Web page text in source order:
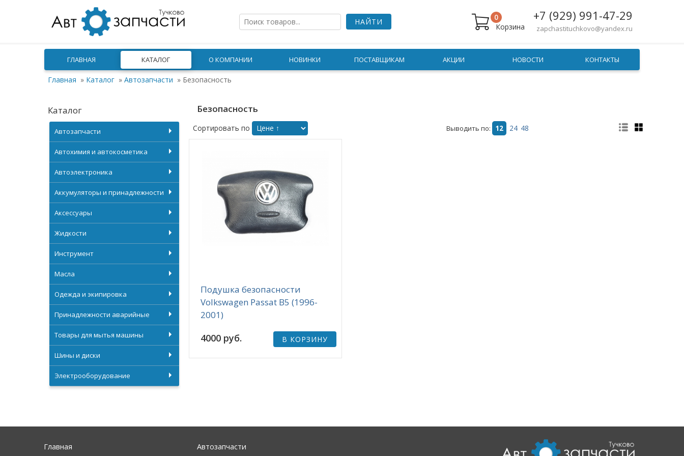
+7 (929) 991-47-29
zapchastituchkovo@yandex.ru
0
Корзина
ГЛАВНАЯ КАТАЛОГ О КОМПАНИИ НОВИНКИ ПОСТАВЩИКАМ АКЦИИ НОВОСТИ КОНТАКТЫ
Главная » Каталог »Автозапчасти » Безопасность
Каталог
Автозапчасти
Автохимия и автокосметика
Автоэлектроника
Аккумуляторы и принадлежности
Аксессуары
Жидкости
Инструмент
Масла
Одежда и экипировка
Принадлежности аварийные
Товары для мытья машины
Шины и диски
Электрооборудование
Безопасность
Сортировать по Выводить по: 12 24 48
Подушка безопасности
Volkswagen Passat B5 (1996-
2001)
4000 руб. В КОРЗИНУ
Главная
Автозапчасти